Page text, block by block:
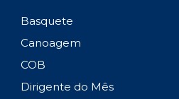
Basquete
Canoagem
COB
Dirigente do Mês